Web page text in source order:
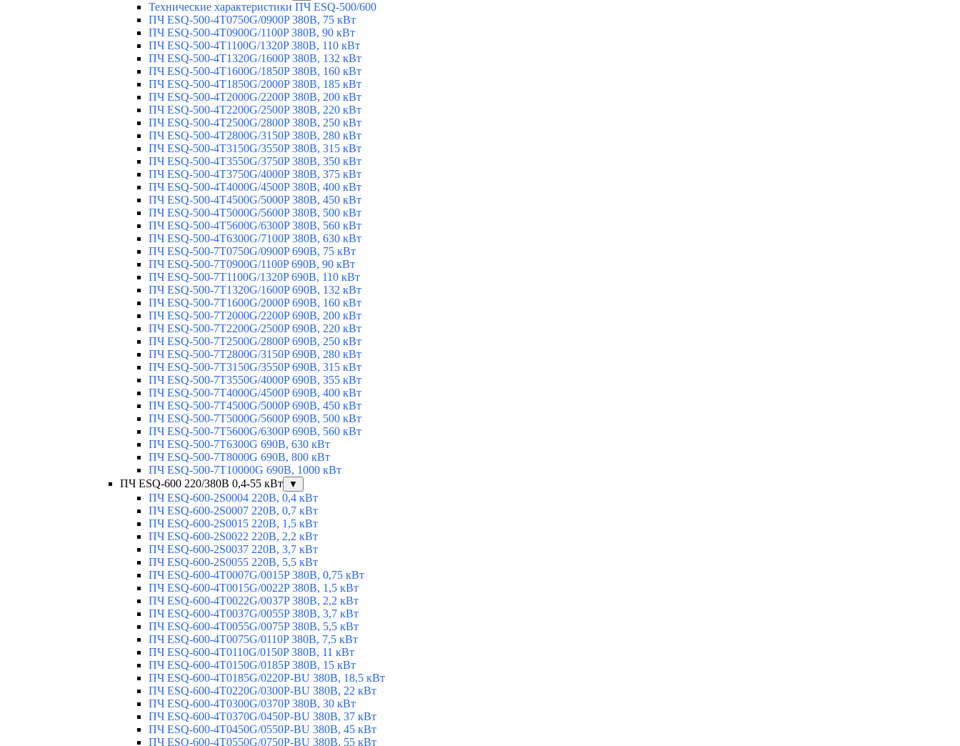
Технические характеристики ПЧ ESQ-500/600
ПЧ ESQ-500-4T0750G/0900P 380В, 75 кВт
ПЧ ESQ-500-4T0900G/1100P 380В, 90 кВт
ПЧ ESQ-500-4T1100G/1320P 380В, 110 кВт
ПЧ ESQ-500-4T1320G/1600P 380В, 132 кВт
ПЧ ESQ-500-4T1600G/1850P 380В, 160 кВт
ПЧ ESQ-500-4T1850G/2000P 380В, 185 кВт
ПЧ ESQ-500-4T2000G/2200P 380В, 200 кВт
ПЧ ESQ-500-4T2200G/2500P 380В, 220 кВт
ПЧ ESQ-500-4T2500G/2800P 380В, 250 кВт
ПЧ ESQ-500-4T2800G/3150P 380В, 280 кВт
ПЧ ESQ-500-4T3150G/3550P 380В, 315 кВт
ПЧ ESQ-500-4T3550G/3750P 380В, 350 кВт
ПЧ ESQ-500-4T3750G/4000P 380В, 375 кВт
ПЧ ESQ-500-4T4000G/4500P 380В, 400 кВт
ПЧ ESQ-500-4T4500G/5000P 380В, 450 кВт
ПЧ ESQ-500-4T5000G/5600P 380В, 500 кВт
ПЧ ESQ-500-4T5600G/6300P 380В, 560 кВт
ПЧ ESQ-500-4T6300G/7100P 380В, 630 кВт
ПЧ ESQ-500-7T0750G/0900P 690В, 75 кВт
ПЧ ESQ-500-7T0900G/1100P 690В, 90 кВт
ПЧ ESQ-500-7T1100G/1320P 690В, 110 кВт
ПЧ ESQ-500-7T1320G/1600P 690В, 132 кВт
ПЧ ESQ-500-7T1600G/2000P 690В, 160 кВт
ПЧ ESQ-500-7T2000G/2200P 690В, 200 кВт
ПЧ ESQ-500-7T2200G/2500P 690В, 220 кВт
ПЧ ESQ-500-7T2500G/2800P 690В, 250 кВт
ПЧ ESQ-500-7T2800G/3150P 690В, 280 кВт
ПЧ ESQ-500-7T3150G/3550P 690В, 315 кВт
ПЧ ESQ-500-7T3550G/4000P 690В, 355 кВт
ПЧ ESQ-500-7T4000G/4500P 690В, 400 кВт
ПЧ ESQ-500-7T4500G/5000P 690В, 450 кВт
ПЧ ESQ-500-7T5000G/5600P 690В, 500 кВт
ПЧ ESQ-500-7T5600G/6300P 690В, 560 кВт
ПЧ ESQ-500-7T6300G 690В, 630 кВт
ПЧ ESQ-500-7T8000G 690В, 800 кВт
ПЧ ESQ-500-7T10000G 690В, 1000 кВт
ПЧ ESQ-600 220/380В 0,4-55 кВт
▼
ПЧ ESQ-600-2S0004 220В, 0,4 кВт
ПЧ ESQ-600-2S0007 220В, 0,7 кВт
ПЧ ESQ-600-2S0015 220В, 1,5 кВт
ПЧ ESQ-600-2S0022 220В, 2,2 кВт
ПЧ ESQ-600-2S0037 220В, 3,7 кВт
ПЧ ESQ-600-2S0055 220В, 5,5 кВт
ПЧ ESQ-600-4T0007G/0015P 380В, 0,75 кВт
ПЧ ESQ-600-4T0015G/0022P 380В, 1,5 кВт
ПЧ ESQ-600-4T0022G/0037P 380В, 2,2 кВт
ПЧ ESQ-600-4T0037G/0055P 380В, 3,7 кВт
ПЧ ESQ-600-4T0055G/0075P 380В, 5,5 кВт
ПЧ ESQ-600-4T0075G/0110P 380В, 7,5 кВт
ПЧ ESQ-600-4T0110G/0150P 380В, 11 кВт
ПЧ ESQ-600-4T0150G/0185P 380В, 15 кВт
ПЧ ESQ-600-4T0185G/0220P-BU 380В, 18,5 кВт
ПЧ ESQ-600-4T0220G/0300P-BU 380В, 22 кВт
ПЧ ESQ-600-4T0300G/0370P 380В, 30 кВт
ПЧ ESQ-600-4T0370G/0450P-BU 380В, 37 кВт
ПЧ ESQ-600-4T0450G/0550P-BU 380В, 45 кВт
ПЧ ESQ-600-4T0550G/0750P-BU 380В, 55 кВт